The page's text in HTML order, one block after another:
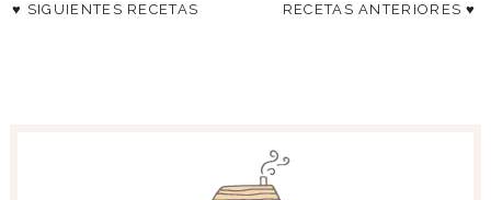
♥ SIGUIENTES RECETAS RECETAS ANTERIORES ♥